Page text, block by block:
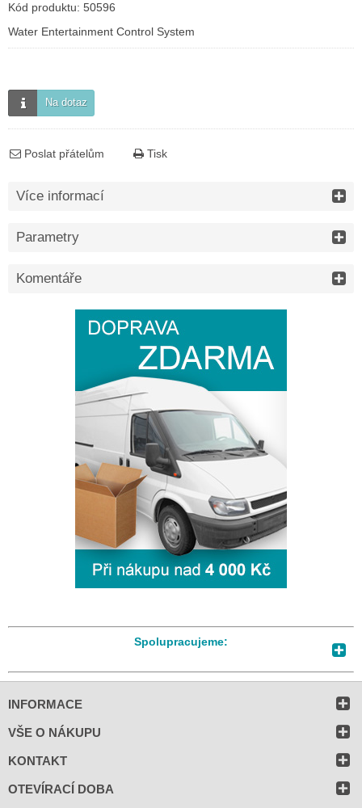
Kód produktu: 50596
Water Entertainment Control System
Na dotaz
Poslat přátelům Tisk
Více informací
Parametry
Komentáře
Spolupracujeme:
INFORMACE
VŠE O NÁKUPU
KONTAKT
OTEVÍRACÍ DOBA